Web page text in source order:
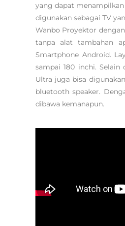
yang dapat
digunakan sebagai TV
Wanbo Proyektor
tanpa alat tambahan
Smartphone Android.
sampai 180 inchi.
Ultra juga bisa
bluetooth speaker.
dibawa kemanapun.